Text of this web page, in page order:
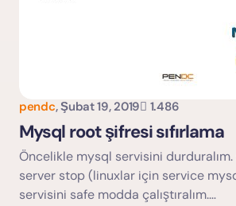
pendc, Şubat 19, 2019 1.486
Mysql root şifresi sıfırlama
Öncelikle mysql servisini
server stop (linuxlar için service
servisini safe modda çalıştıralım.…